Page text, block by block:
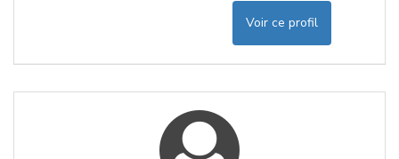
Voir ce profil